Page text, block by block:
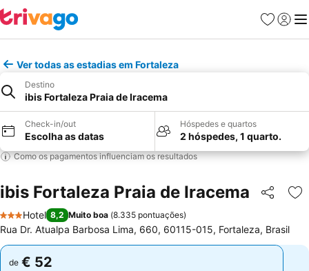
Favoritos
Iniciar
Ver todas as estadias em Fortaleza
Destino
ibis Fortaleza Praia de Iracema
Check-in/out
Escolha as datas
Hóspedes e quartos
2 hóspedes, 1 quarto.
Como os pagamentos influenciam os resultados
ibis Fortaleza Praia de Iracema Partilhar
3 Estrelas
Hotel 8,2 Muito boa (8.335 pontuações)
Rua Dr. Atualpa Barbosa Lima, 660, 60115-015, Fortaleza, Brasil
de € 52
de € 52